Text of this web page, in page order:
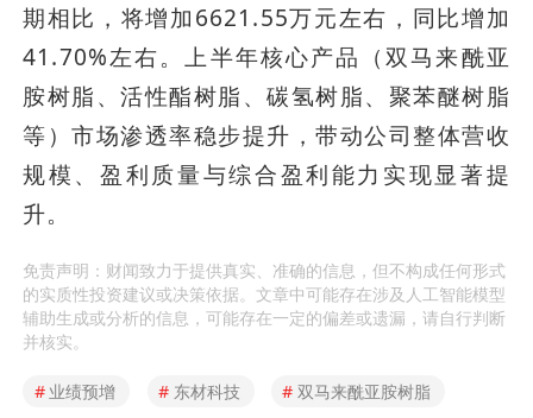
期相比，将增加6621.55万元左右，同比增加
41.70%左右。上半年核心产品（双马来酰亚
胺树脂、活性酯树脂、碳氢树脂、聚苯醚树脂
等）市场渗透率稳步提升，带动公司整体营收
规模、盈利质量与综合盈利能力实现显著提
升。
免责声明：财闻致力于提供真实、准确的信息，但不构成任何形式
的实质性投资建议或决策依据。文章中可能存在涉及人工智能模型
辅助生成或分析的信息，可能存在一定的偏差或遗漏，请自行判断
并核实。
# 业绩预增 # 东材科技 # 双马来酰亚胺树脂